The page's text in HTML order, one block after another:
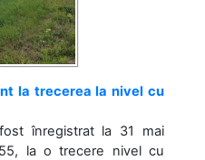
la trecerea la nivel cu
înregistrat la 31 mai
la o trecere nivel cu